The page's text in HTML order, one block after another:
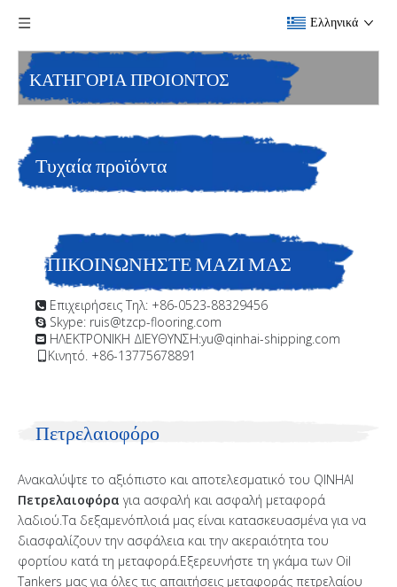
Ελληνικά
ΚΑΤΗΓΟΡΙΑ ΠΡΟΙΟΝΤΟΣ
Τυχαία προϊόντα
ΕΠΙΚΟΙΝΩΝΗΣΤΕ ΜΑΖΙ ΜΑΣ
 Επιχειρήσεις Τηλ: +86-0523-88329456
 Skype: ruis@tzcp-flooring.com
 ΗΛΕΚΤΡΟΝΙΚΗ ΔΙΕΥΘΥΝΣΗ:yu@qinhai-shipping.com
Κινητό. +86-13775678891
Πετρελαιοφόρο
Ανακαλύψτε το αξιόπιστο και αποτελεσματικό του QINHAI
Πετρελαιοφόρα για ασφαλή και ασφαλή μεταφορά
λαδιού.Τα δεξαμενόπλοιά μας είναι κατασκευασμένα για να
διασφαλίζουν την ασφάλεια και την ακεραιότητα του
φορτίου κατά τη μεταφορά.Εξερευνήστε τη γκάμα των Oil
Tankers μας για όλες τις απαιτήσεις μεταφοράς πετρελαίου